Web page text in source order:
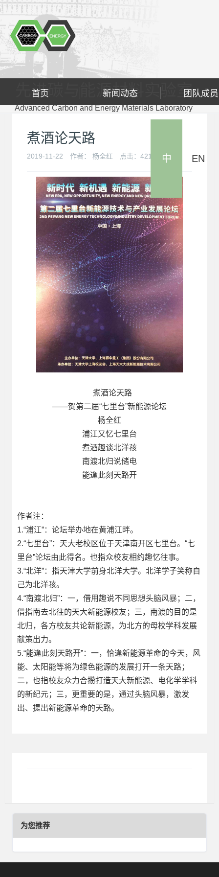
先进碳与能源材料实验室
Advanced Carbon and Energy Materials Laboratory
中 EN
首页 新闻动态 团队成员
煮酒论天路
2019-11-22 作者： 杨全红 点击： 421 次
煮酒论天路
——贺第二届“七里台”新能源论坛
杨全红
浦江又忆七里台
煮酒趣谈北洋孩
南渡北归说储电
能逢此刻天路开
作者注：
1.“浦江”：论坛举办地在黄浦江畔。
2.“七里台”：天大老校区位于天津南开区七里台。“七
里台”论坛由此得名。也指众校友相约趣忆往事。
3.“北洋”：指天津大学前身北洋大学。北洋学子笑称自
己为北洋孩。
4.“南渡北归”：一，借用趣说不同思想头脑风暴；二，
借指南去北往的天大新能源校友；三，南渡的目的是
北归，各方校友共论新能源，为北方的母校学科发展
献策出力。
5.“能逢此刻天路开”：一，恰逢新能源革命的今天，风
能、太阳能等将为绿色能源的发展打开一条天路；
二，也指校友众力合攒打造天大新能源、电化学学科
的新纪元；三，更重要的是，通过头脑风暴，激发
出、提出新能源革命的天路。
为您推荐